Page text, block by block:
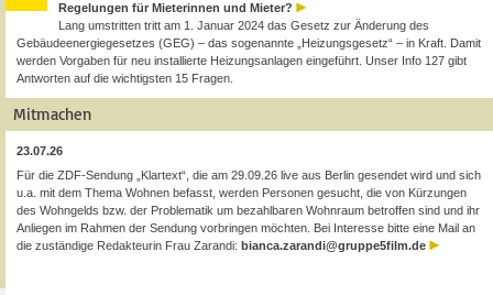
Regelungen für Mieterinnen und Mieter?
Lang umstritten tritt am 1. Januar 2024 das Gesetz zur Änderung des
Gebäudeenergiegesetzes (GEG) – das sogenannte „Heizungsgesetz“ – in Kraft. Damit
werden Vorgaben für neu installierte Heizungsanlagen eingeführt. Unser Info 127 gibt
Antworten auf die wichtigsten 15 Fragen.
Mitmachen
23.07.26
Für die ZDF-Sendung „Klartext“, die am 29.09.26 live aus Berlin gesendet wird und sich
u.a. mit dem Thema Wohnen befasst, werden Personen gesucht, die von Kürzungen
des Wohngelds bzw. der Problematik um bezahlbaren Wohnraum betroffen sind und ihr
Anliegen im Rahmen der Sendung vorbringen möchten. Bei Interesse bitte eine Mail an
die zuständige Redakteurin Frau Zarandi: bianca.zarandi@gruppe5film.de